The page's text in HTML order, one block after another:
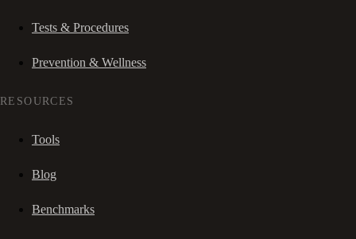
Tests & Procedures
Prevention & Wellness
RESOURCES
Tools
Blog
Benchmarks